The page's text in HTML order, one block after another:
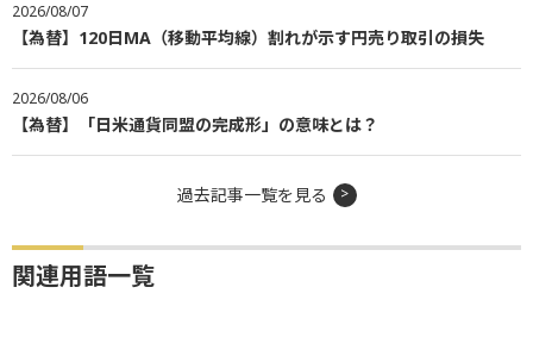
2026/08/07
【為替】120日MA（移動平均線）割れが示す円売り取引の損失
2026/08/06
【為替】「日米通貨同盟の完成形」の意味とは？
過去記事一覧を見る
関連用語一覧